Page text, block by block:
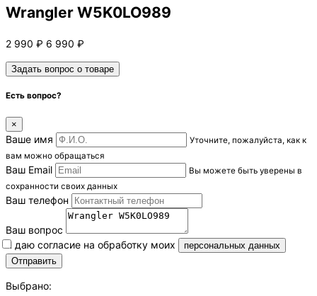
Wrangler W5K0LO989
2 990 ₽ 6 990 ₽
Задать вопрос о товаре
Есть вопрос?
×
Ваше имя
Уточните, пожалуйста, как к
вам можно обращаться
Ваш Email
Вы можете быть уверены в
сохранности своих данных
Ваш телефон
Ваш вопрос
Я даю согласие на обработку моих
персональных данных
Выбрано: